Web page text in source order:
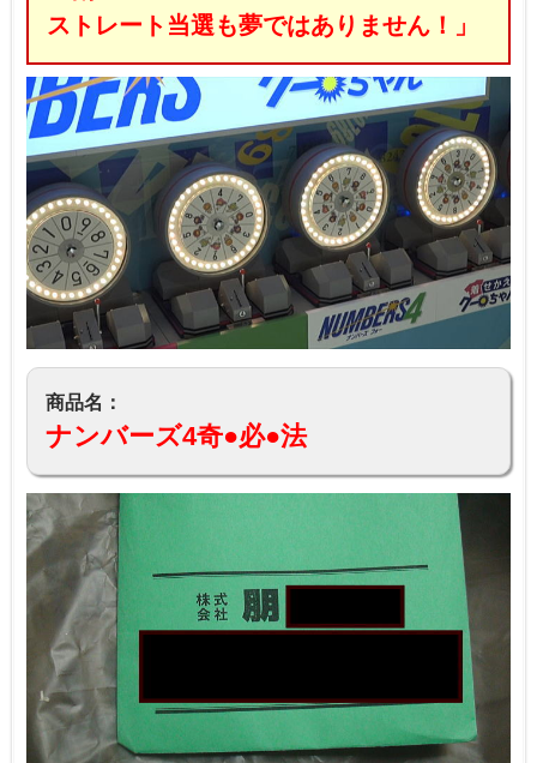
ストレート当選も夢ではありません！」
商品名：
ナンバーズ4奇●必●法